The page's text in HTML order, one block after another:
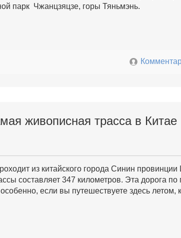
парк Чжанцзяцзе, горы Тяньмэнь.
живописная трасса в Китае
из китайского города Синин
составляет 347 километров. Эта дорога по
если вы путешествуете здесь летом,